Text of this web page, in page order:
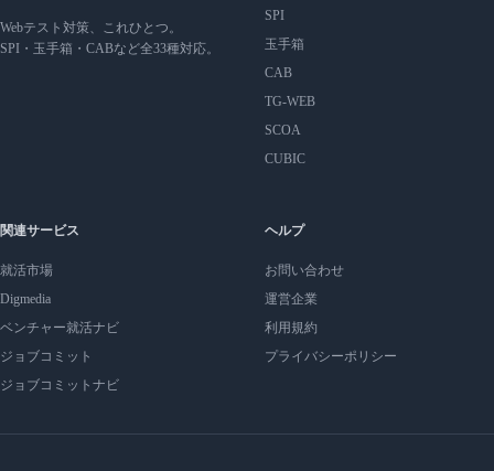
Webテスト対策、これひとつ。
SPI・玉手箱・CABなど全33種対応。
SPI
玉手箱
CAB
TG-WEB
SCOA
CUBIC
関連サービス
就活市場
Digmedia
ベンチャー就活ナビ
ジョブコミット
ジョブコミットナビ
ヘルプ
お問い合わせ
運営企業
利用規約
プライバシーポリシー